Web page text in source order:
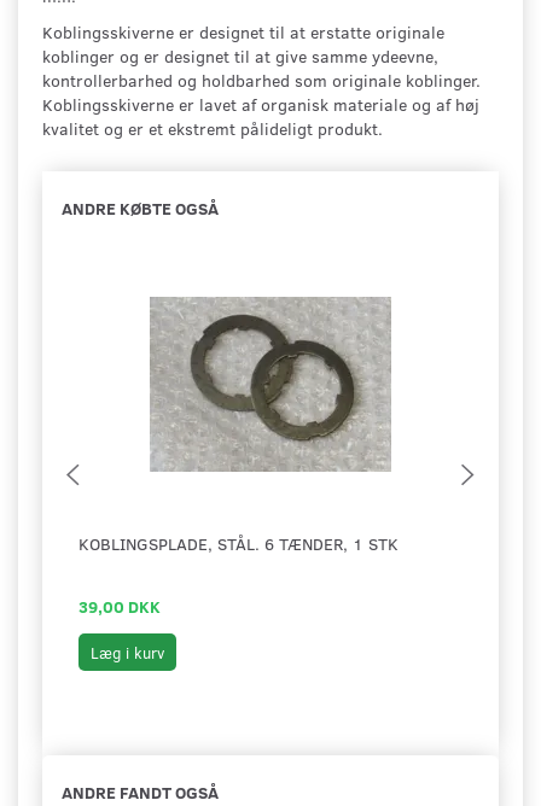
Koblingsskiverne er designet til at erstatte originale
koblinger og er designet til at give samme ydeevne,
kontrollerbarhed og holdbarhed som originale koblinger.
Koblingsskiverne er lavet aforganisk materiale og af høj
kvalitet og er et ekstremt pålideligt produkt.
ANDRE KØBTE OGSÅ
KOBLINGSPLADE, STÅL. 6 TÆNDER, 1 STK
39,00 DKK
Læg i kurv
ANDRE FANDT OGSÅ